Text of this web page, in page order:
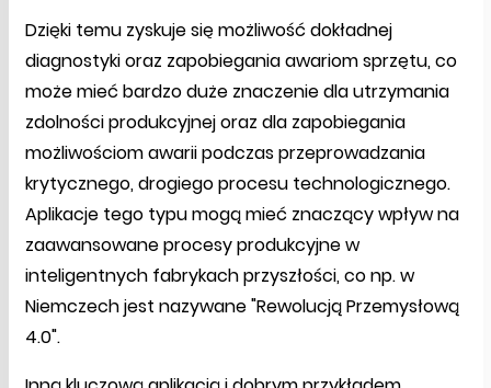
Dzięki temu zyskuje się możliwość dokładnej
diagnostyki oraz zapobiegania awariom sprzętu, co
może mieć bardzo duże znaczenie dla utrzymania
zdolności produkcyjnej oraz dla zapobiegania
możliwościom awarii podczas przeprowadzania
krytycznego, drogiego procesu technologicznego.
Aplikacje tego typu mogą mieć znaczący wpływ na
zaawansowane procesy produkcyjne w
inteligentnych fabrykach przyszłości, co np. w
Niemczech jest nazywane "Rewolucją Przemysłową
4.0".